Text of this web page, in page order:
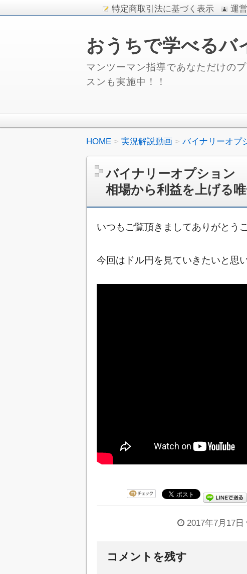
特定商取引法に基づく表示 運
おうちで学べるバ
マンツーマン指導であなただけの
スンも実施中！！
HOME 実況解説動画 バイナリーオ
バイナリーオプショ
相場から利益を上げる
いつもご覧頂きましてありがとう
今回はドル円を見ていきたいと思
2017年7月17日
コメントを残す